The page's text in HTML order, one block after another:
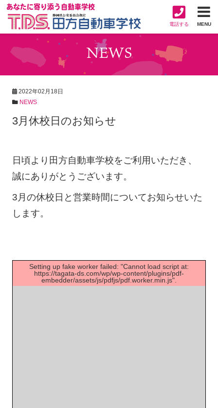
あなたに寄り添う自動車学校
MENU
電話する
NEWS
2022年02月18日
NEWS
3月休校日のお知らせ
日頃より田方自動車学校をご利用いただき、
誠にありがとうございます。
3月の休校日と営業時間についてお知らせいた
します。
Setting up fake worker failed: "Cannot load script at:
https://tagata-ds.com/wp/wp-content/plugins/pdf-
embedder/assets/js/pdfjs/pdf.worker.min.js".